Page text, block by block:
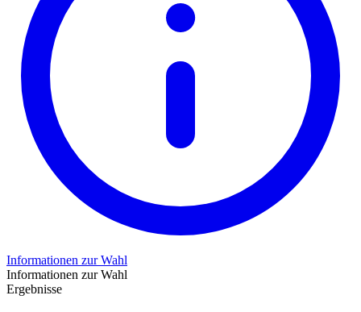
Informationen zur Wahl
Informationen zur Wahl
Ergebnisse